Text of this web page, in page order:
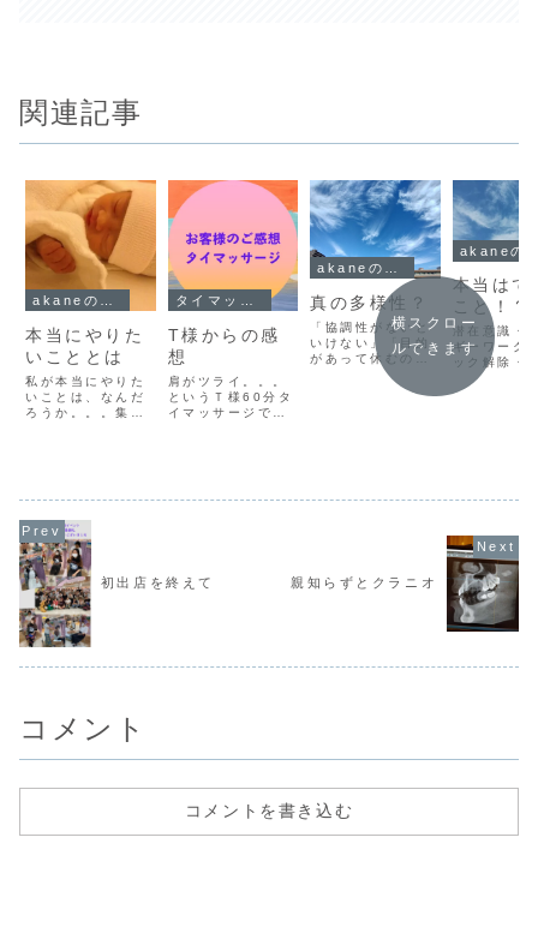
関連記事
本当にやりた
いこととは
私が本当にやりた
いことは、なんだ
ろうか。。。集客
らゆる人に、と思
ってしまう(笑)一
般的な会社員だっ
た私が、スリラン
カへ行ったことを
きっかけに、ア...
T様からの感
想
肩がツライ。。。
というＴ様60分タ
イマッサージで
かったような気が
真の多様性？
「協調性がないと
いけない」「目的
があって休むのは
いい」「コソコソ
言われたって気に
悪い」「近くに越
本当はで
こと！？
潜在意識・
ギーワーク
ック解除・
フチェンジ
いろんな言
ことが最近
日、一昨日
でレイキを
会...
横スクロー
ルできます
初出店を終えて 親知らずとクラニオ
コメント
コメントを書き込む